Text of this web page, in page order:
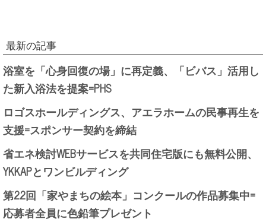
最新の記事
浴室を「心身回復の場」に再定義、「ビバス」活用し
た新入浴法を提案=PHS
ロゴスホールディングス、アエラホームの民事再生を
支援=スポンサー契約を締結
省エネ検討WEBサービスを共同住宅版にも無料公開、
YKKAPとワンビルディング
第22回「家やまちの絵本」コンクールの作品募集中=
応募者全員に色鉛筆プレゼント